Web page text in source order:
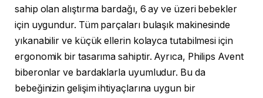
sahip olan alıştırma bardağı, 6 ay ve üzeri bebekler
için uygundur. Tüm parçaları bulaşık makinesinde
yıkanabilir ve küçük ellerin kolayca tutabilmesi için
ergonomik bir tasarıma sahiptir. Ayrıca, Philips Avent
biberonlar ve bardaklarla uyumludur. Bu da
bebeğinizin gelişim ihtiyaçlarına uygun bir